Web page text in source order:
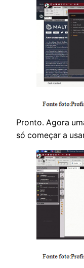
Pronto. Agora
só começar a